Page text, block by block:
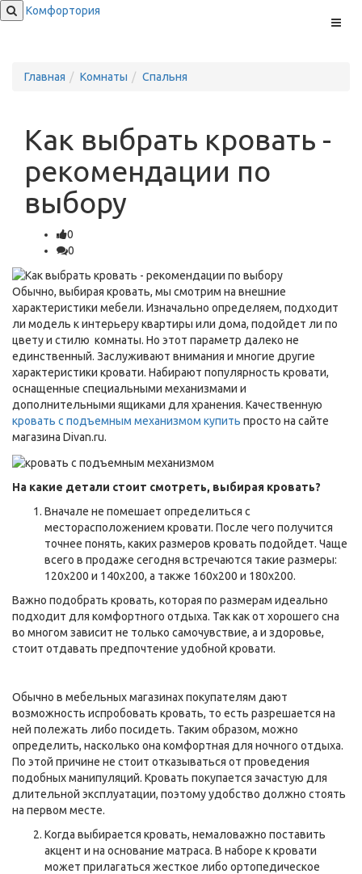
Меню
Комфортория
Главная Комнаты Спальня
Как выбрать кровать -
рекомендации по
выбору
0
0
Обычно, выбирая кровать, мы смотрим на внешние
характеристики мебели. Изначально определяем, подходит
ли модель к интерьеру квартиры или дома, подойдет ли по
цвету и стилю комнаты. Но этот параметр далеко не
единственный. Заслуживают внимания и многие другие
характеристики кровати. Набирают популярность кровати,
оснащенные специальными механизмами и
дополнительными ящиками для хранения. Качественную
кровать с подъемным механизмом купить просто на сайте
магазина Divan.ru.
На какие детали стоит смотреть, выбирая кровать?
Вначале не помешает определиться с
месторасположением кровати. После чего получится
точнее понять, каких размеров кровать подойдет. Чаще
всего в продаже сегодня встречаются такие размеры:
120х200 и 140х200, а также 160х200 и 180х200.
Важно подобрать кровать, которая по размерам идеально
подходит для комфортного отдыха. Так как от хорошего сна
во многом зависит не только самочувствие, а и здоровье,
стоит отдавать предпочтение удобной кровати.
Обычно в мебельных магазинах покупателям дают
возможность испробовать кровать, то есть разрешается на
ней полежать либо посидеть. Таким образом, можно
определить, насколько она комфортная для ночного отдыха.
По этой причине не стоит отказываться от проведения
подобных манипуляций. Кровать покупается зачастую для
длительной эксплуатации, поэтому удобство должно стоять
на первом месте.
Когда выбирается кровать, немаловажно поставить
акцент и на основание матраса. В наборе к кровати
может прилагаться жесткое либо ортопедическое